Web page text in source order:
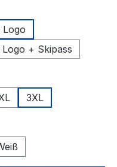
+ Skipass
3XL